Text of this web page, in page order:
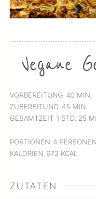
Vegane
VORBEREITUNG 40 MIN.
ZUBEREITUNG 45 MIN.
GESAMTZEIT 1STUNDE
STD. 25
PORTIONEN 4 PERSONEN
KALORIEN 672 KCAL
ZUTATEN